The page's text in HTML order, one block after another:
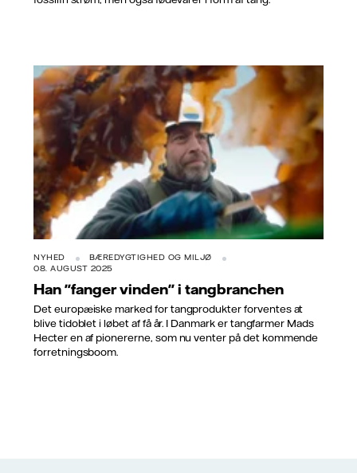
NYHED
BÆREDYGTIGHED OG MILJØ
08. AUGUST 2025
Han "fanger vinden" i tangbranchen
Det europæiske marked for tangprodukter forventes at
blive tidoblet i løbet af få år. I Danmark er tangfarmer Mads
Hecter en af pionererne, som nu venter på det kommende
forretningsboom.